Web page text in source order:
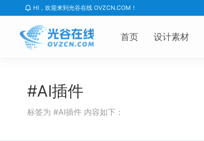
HI，欢迎来到光谷在线 OVZCN.COM！
首页 设计素材
#AI插件
标签为 #AI插件 内容如下：